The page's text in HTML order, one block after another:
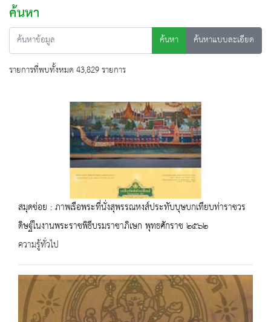
ค้นหา
ค้นหา
ค้นหาแบบละเอียด
รายการที่พบทั้งหมด 43,829 รายการ
สมุดข่อย : ภาพเรือพระที่นั่งสุพรรณหงส์ประทับบุษบกเทียบท่าราชวร
ดิษฐ์ในงานพระราชพิธีบรมราชาภิเษก พุทธศักราช ๒๕๖๒
ความรู้ทั่วไป